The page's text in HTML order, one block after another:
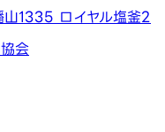
1335 ロイヤル塩釜2
会